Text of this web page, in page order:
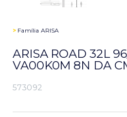
> Família ARISA
ARISA ROAD 32L
VA00K0M 8N DA
573092